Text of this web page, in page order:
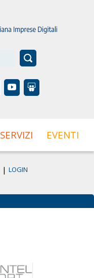
SERVIZI EVENTI
| LOGIN